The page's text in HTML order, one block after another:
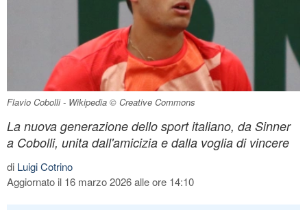
Flavio Cobolli - Wikipedia © Creative Commons
La nuova generazione dello sport italiano, da Sinner
a Cobolli, unita dall'amicizia e dalla voglia di vincere
di Luigi Cotrino
Aggiornato il 16 marzo 2026 alle ore 14:10